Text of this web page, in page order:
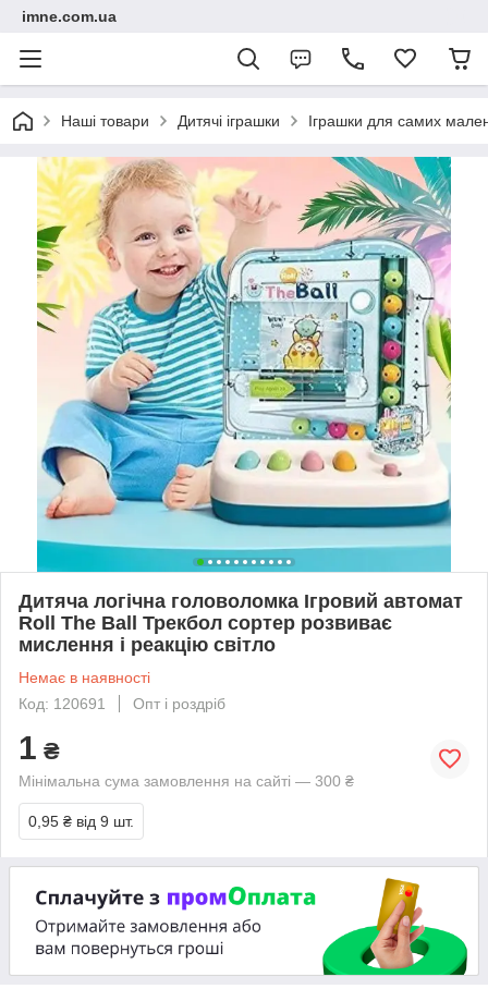
imne.com.ua
Наші товари Дитячі іграшки Іграшки для самих
Дитяча логічна головоломка Ігровий автомат
Roll The Ball Трекбол сортер розвиває
мислення і реакцію світло
Немає в наявності
Код: 120691
Опт і роздріб
1 ₴
Мінімальна сума замовлення на сайті — 300 ₴
0,95 ₴ від 9 шт.